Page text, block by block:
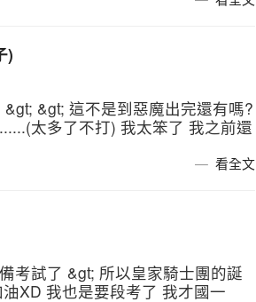
)
&gt; 這不是到惡魔出完還有嗎?
太多了不打) 我太笨了 我之前還
看全文
考試了 &gt; 所以皇家騎士團的誕
XD 我也是要段考了 我才國一